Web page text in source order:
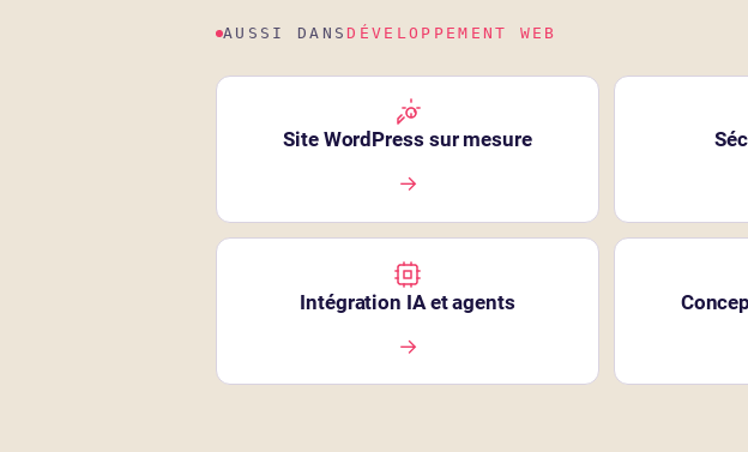
AUSSI DANS DÉVELOPPEMENT WEB
Site WordPress sur mesure
→
Intégration IA et agents
→